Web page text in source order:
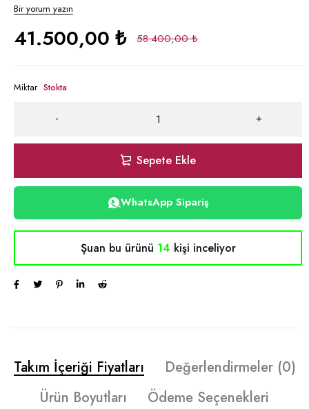
Bir yorum yazın
58.400,00₺
41.500,00 ₺
Miktar Stokta
Sepete Ekle
WhatsApp Sipariş
Şuan bu ürünü 14 kişi inceliyor
Takım İçeriği Fiyatları
Değerlendirmeler (0)
Ürün Boyutları
Ödeme Seçenekleri